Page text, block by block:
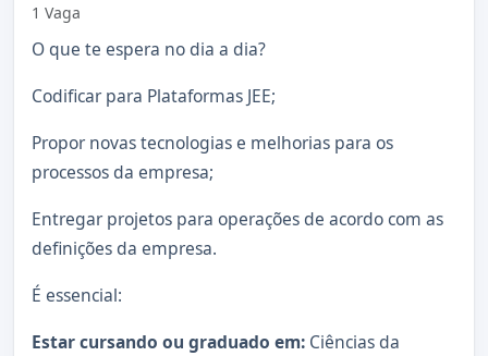
1 Vaga
O que te espera no dia a dia?
Codificar para Plataformas JEE;
Propor novas tecnologias e melhorias para os
processos da empresa;
Entregar projetos para operações de acordo com as
definições da empresa.
É essencial:
Estar cursando ou graduado em: Ciências da